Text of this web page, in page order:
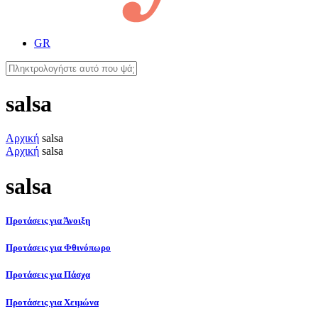
GR
salsa
Αρχική salsa
Αρχική salsa
salsa
Προτάσεις για Άνοιξη
Προτάσεις για Φθινόπωρο
Προτάσεις για Πάσχα
Προτάσεις για Χειμώνα